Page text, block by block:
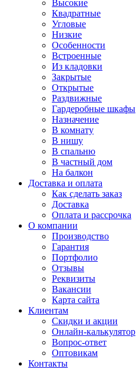
Высокие
Квадратные
Угловые
Низкие
Особенности
Встроенные
Из кладовки
Закрытые
Открытые
Раздвижные
Гардеробные шкафы
Назначение
В комнату
В нишу
В спальню
В частный дом
На балкон
Доставка и оплата
Как сделать заказ
Доставка
Оплата и рассрочка
О компании
Производство
Гарантия
Портфолио
Отзывы
Реквизиты
Вакансии
Карта сайта
Клиентам
Скидки и акции
Онлайн-калькулятор
Вопрос-ответ
Оптовикам
Контакты